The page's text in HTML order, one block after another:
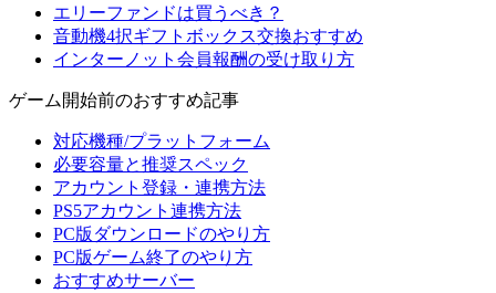
エリーファンドは買うべき？
音動機4択ギフトボックス交換おすすめ
インターノット会員報酬の受け取り方
ゲーム開始前のおすすめ記事
対応機種/プラットフォーム
必要容量と推奨スペック
アカウント登録・連携方法
PS5アカウント連携方法
PC版ダウンロードのやり方
PC版ゲーム終了のやり方
おすすめサーバー